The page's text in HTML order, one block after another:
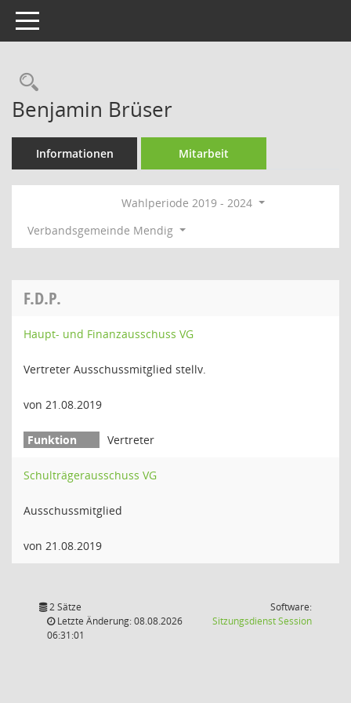
Toggle navigation
Rechercheauswahl
Benjamin Brüser
Informationen Mitarbeit
Wahlperiode 2019 - 2024
Verbandsgemeinde Mendig
F.D.P.
Haupt- und Finanzausschuss VG
Vertreter Ausschussmitglied stellv.
von 21.08.2019
Vertreter
Schulträgerausschuss VG
Ausschussmitglied
von 21.08.2019
2 Sätze
Letzte Änderung: 08.08.2026
06:31:01
Software:
SitzungsdienstSession(Wird in